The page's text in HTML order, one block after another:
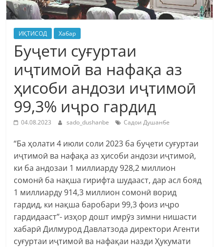
ИҚТИСОД Хабар
Буҷети суғуртаи
иҷтимоӣ ва нафақа аз
ҳисоби андози иҷтимоӣ
99,3% иҷро гардид
04.08.2023 sado_dushanbe Садои Душанбе
“Ба ҳолати 4 июли соли 2023 ба буҷети суғуртаи
иҷтимоӣ ва нафақа аз ҳисоби андози иҷтимоӣ,
ки ба андозаи 1 миллиарду 928,2 миллион
сомонӣ ба нақша гирифта шудааст, дар асл бояд
1 миллиарду 914,3 миллион сомонӣ ворид
гардид, ки нақша баробари 99,3 фоиз иҷро
гардидааст”- изҳор дошт имрӯз зимни нишасти
хабарӣ Дилмурод Давлатзода директори Агенти
суғуртаи иҷтимоӣ ва нафақаи назди Ҳукумати